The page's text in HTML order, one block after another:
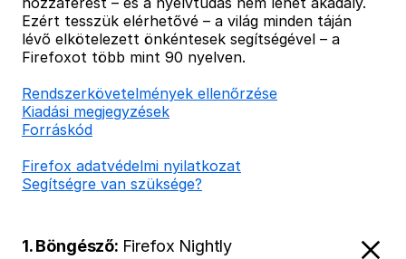
Ezért tesszük elérhetővé – a világ minden táján
lévő elkötelezett önkéntesek segítségével – a
Firefoxot több mint 90 nyelven.
Rendszerkövetelmények ellenőrzése
Kiadási megjegyzések
Forráskód
Firefox adatvédelmi nyilatkozat
Segítségre van szüksége?
1. Böngésző: Firefox Nightly